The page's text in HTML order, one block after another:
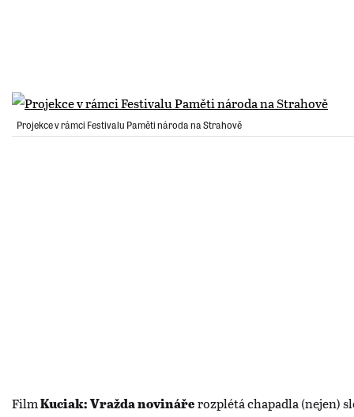
Projekce v rámci Festivalu Paměti národa na Strahově
FilmKuciak: Vražda novináře rozplétá chapadla (nejen)